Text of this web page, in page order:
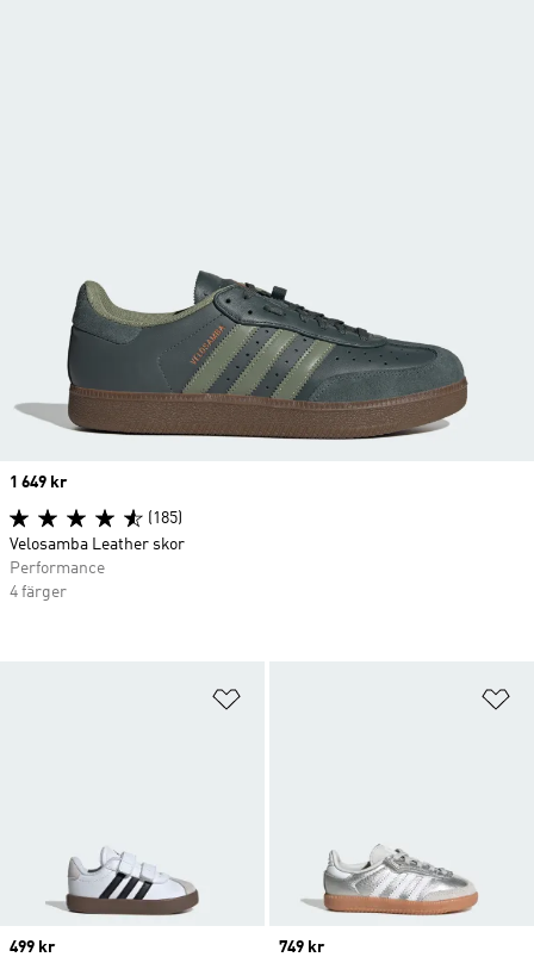
Price
499 kr
Price
749 kr
Price
1 649 kr
(185)
Velosamba Leather skor
Performance
4 färger